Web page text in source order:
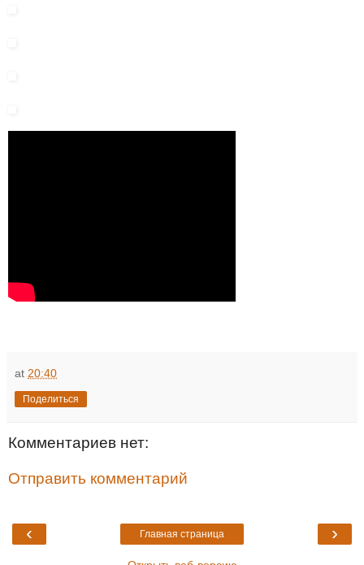
at 20:40
Поделиться
Комментариев нет:
Отправить комментарий
‹ ›
Главная страница